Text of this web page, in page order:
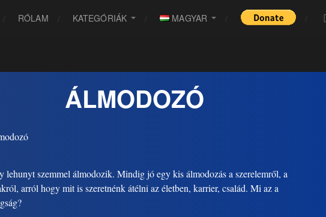
RÓLAM KATEGÓRIÁK MAGYAR
ÁLMODOZÓ
lehunyt szemmel álmodozik. Mindig jó egy kis álmodozás a szerelemről, a
arról hogy mit is szeretnénk átélni az életben, karrier, család. Mi az a